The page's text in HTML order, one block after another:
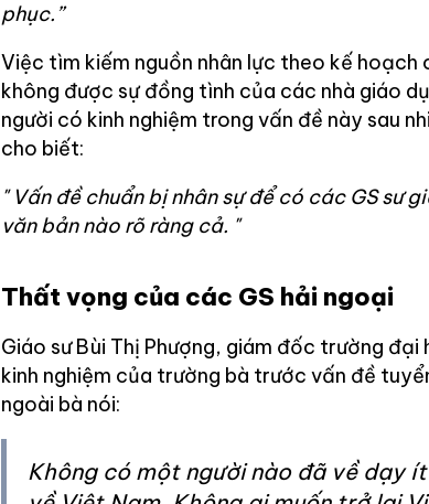
phục.”
Việc tìm kiếm nguồn nhân lực theo kế hoạch
không được sự đồng tình của các nhà giáo
người có kinh nghiệm trong vấn đề này sau
cho biết:
" Vấn đề chuẩn bị nhân sự để có các GS sư
văn bản nào rõ ràng cả. "
Thất vọng của các GS hải ngoại
Giáo sư Bùi Thị Phượng, giám đốc trường đại
kinh nghiệm của trường bà trước vấn đề
ngoài bà nói:
Không có một người nào đã về dạy